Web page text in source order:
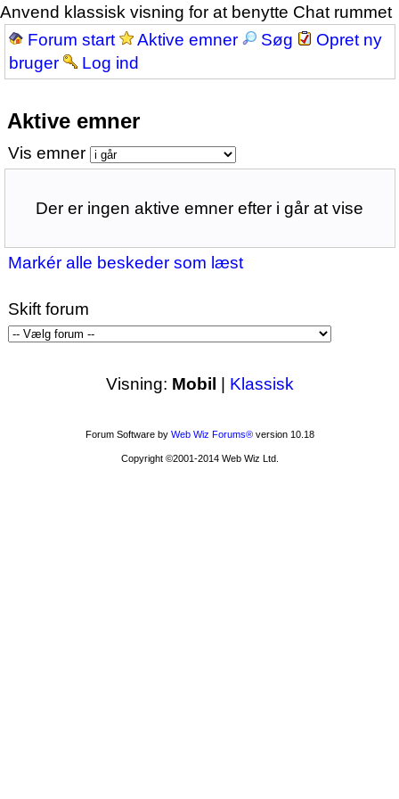
Anvend klassisk visning for at benytte Chat rummet
Forum start Aktive emner Søg
Opret ny
bruger
Log ind
Aktive emner
Vis emner
Der er ingen aktive emner efter i går at vise
Markér alle beskeder som læst
Skift forum
Visning: Mobil | Klassisk
Forum Software by Web Wiz Forums®version 10.18
Copyright ©2001-2014 Web Wiz Ltd.